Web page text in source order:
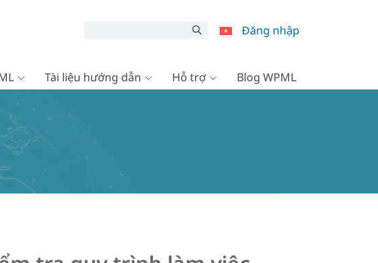
Đăng nhập
Tài liệu hướng dẫn Hỗ trợ Blog WPML